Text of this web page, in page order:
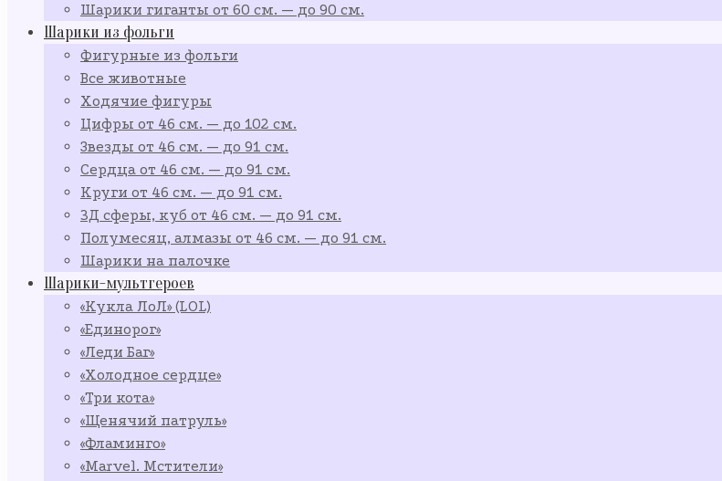
Шарики гиганты от 60 см. — до 90 см.
Шарики из фольги
Фигурные из фольги
Все животные
Ходячие фигуры
Цифры от 46 см. — до 102 см.
Звезды от 46 см. — до 91 см.
Сердца от 46 см. — до 91 см.
Круги от 46 см. — до 91 см.
3Д сферы, куб от 46 см. — до 91 см.
Полумесяц, алмазы от 46 см. — до 91 см.
Шарики на палочке
Шарики-мультгероев
«Кукла ЛоЛ» (LOL)
«Единорог»
«Леди Баг»
«Холодное сердце»
«Три кота»
«Щенячий патруль»
«Фламинго»
«Marvel. Мстители»